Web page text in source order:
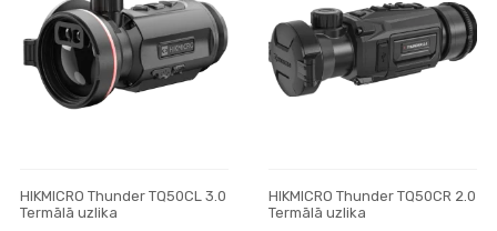
HIKMICRO Thunder TQ50CL 3.0
Termālā uzlika
HIKMICRO Thunder TQ50CR 2.0
Termālā uzlika